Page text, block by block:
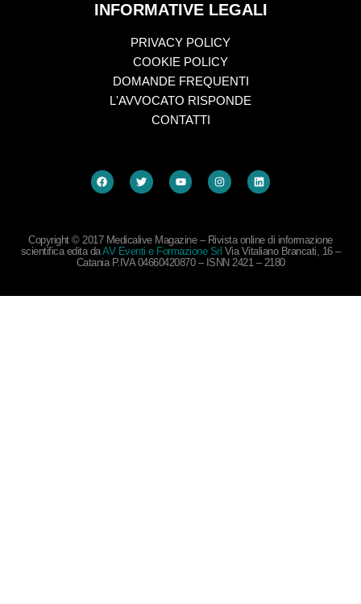
INFORMATIVE LEGALI
PRIVACY POLICY
COOKIE POLICY
DOMANDE FREQUENTI
L'AVVOCATO RISPONDE
CONTATTI
Copyright © 2017 Medicalive Magazine – Rivista online di informazione
scientifica edita daAV Eventi e Formazione Srl Via Vitaliano Brancati, 16 –
Catania P.IVA 04660420870 – ISNN 2421 – 2180